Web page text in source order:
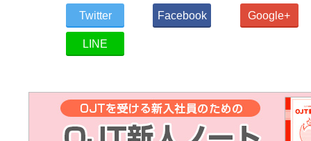
Twitter Facebook Google+
LINE